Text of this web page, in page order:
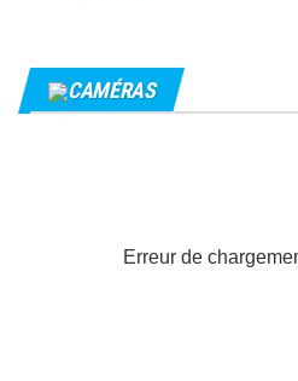
CAMÉRAS
Erreur de